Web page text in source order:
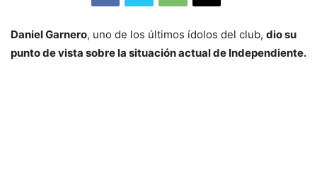
Daniel Garnero, uno de los últimos ídolos del club, dio su
punto de vista sobre la situación actual de Independiente.